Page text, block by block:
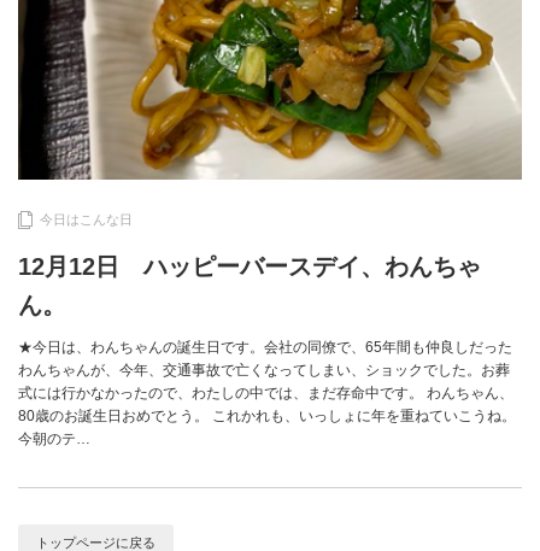
今日はこんな日
12月12日 ハッピーバースデイ、わんちゃ
ん。
★今日は、わんちゃんの誕生日です。会社の同僚で、65年間も仲良しだった
わんちゃんが、今年、交通事故で亡くなってしまい、ショックでした。お葬
式には行かなかったので、わたしの中では、まだ存命中です。 わんちゃん、
80歳のお誕生日おめでとう。 これかれも、いっしょに年を重ねていこうね。
今朝のテ…
トップページに戻る